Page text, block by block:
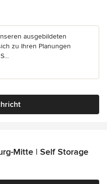
ausgebildeten
zu Ihren Planungen
Mitte | Self Storage